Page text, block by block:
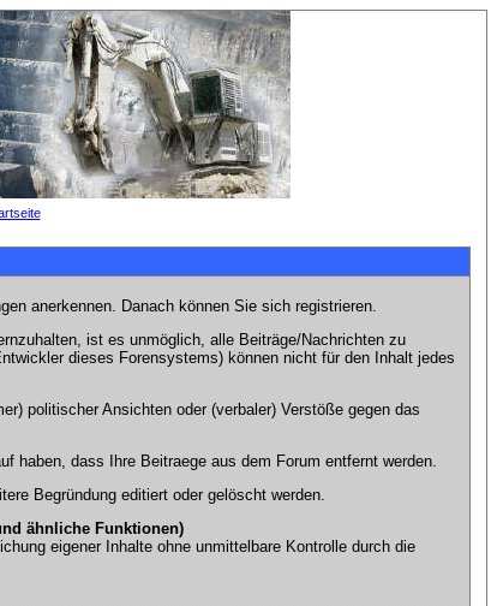
anerkennen. Danach können Sie sich registrieren.
ist es unmöglich, alle Beiträge/Nachrichten zu
dieses Forensystems) können nicht für den Inhalt jedes
politischer Ansichten oder (verbaler) Verstöße gegen das
haben, dass Ihre Beitraege aus dem Forum entfernt werden.
Begründung editiert oder gelöscht werden.
ähnliche Funktionen)
eigener Inhalte ohne unmittelbare Kontrolle durch die